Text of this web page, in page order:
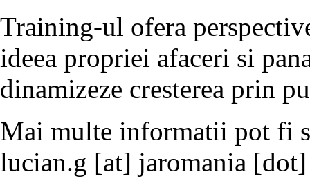
Training-ul ofera
ideea propriei afaceri si
dinamizeze cresterea prin
Mai multe informatii pot fi
lucian.g [at] jaromania